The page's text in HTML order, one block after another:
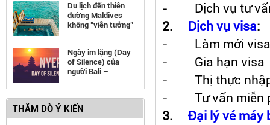
Du lịch đến thiên
đường Maldives
không "viễn tưởng"
Ngày im lặng (Day
of Silence) của
người Bali –
THĂM DÒ Ý KIẾN
- Dịch vụ tư vấn
2. Dịch vụ visa:
- Làm mới visa
- Gia hạn visa
- Thị thực nhập
- Tư vấn miễn
3. Đại lý vé máy